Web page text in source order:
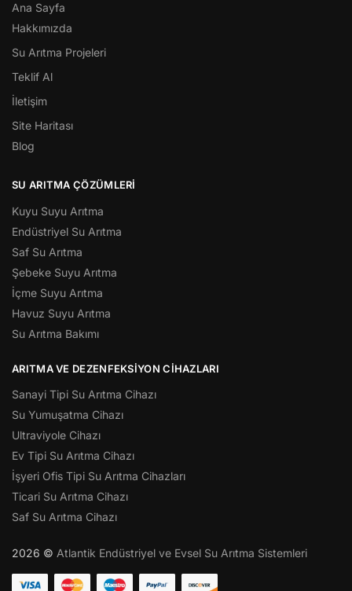
Ana Sayfa
Hakkımızda
Su Arıtma Projeleri
Teklif Al
İletişim
Site Haritası
Blog
SU ARITMA ÇÖZÜMLERI
Kuyu Suyu Arıtma
Endüstriyel Su Arıtma
Saf Su Arıtma
Şebeke Suyu Arıtma
İçme Suyu Arıtma
Havuz Suyu Arıtma
Su Arıtma Bakımı
ARITMA VE DEZENFEKSIYON CIHAZLARI
Sanayi Tipi Su Arıtma Cihazı
Su Yumuşatma Cihazı
Ultraviyole Cihazı
Ev Tipi Su Arıtma Cihazı
İşyeri Ofis Tipi Su Arıtma Cihazları
Ticari Su Arıtma Cihazı
Saf Su Arıtma Cihazı
2026 © Atlantik Endüstriyel ve Evsel Su Arıtma Sistemleri